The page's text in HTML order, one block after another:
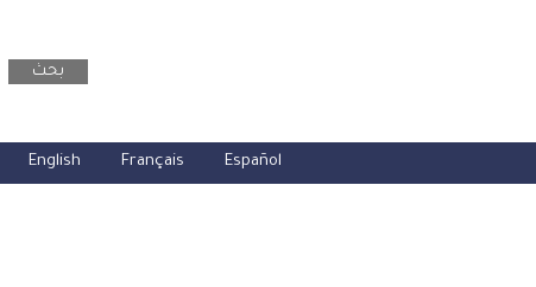
بحث
English Français Español